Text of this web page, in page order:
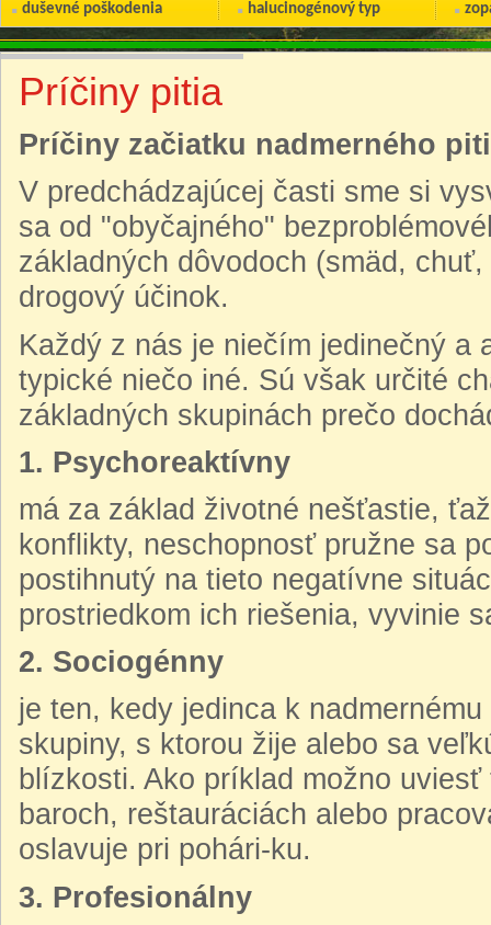
duševné poškodenia
halucinogénový typ
Príčiny pitia
Príčiny začiatku nadmerného
V predchádzajúcej časti sme si
sa od "obyčajného"
základných dôvodoch (smäd,
drogový účinok.
Každý z nás je niečím jedinečný a
typické niečo iné. Sú však určité
základných skupinách prečo
1. Psychoreaktívny
má za základ životné nešťastie,
konflikty, neschopnosť pružne sa
postihnutý na tieto negatívne
prostriedkom ich riešenia, vyvinie
2. Sociogénny
je ten, kedy jedinca k
skupiny, s ktorou žije alebo sa
blízkosti. Ako príklad možno
baroch, reštauráciách alebo
oslavuje pri pohári-ku.
3. Profesionálny